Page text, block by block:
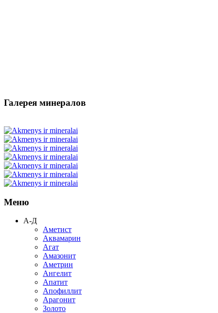
Галерея минералов
Меню
А-Д
Аметист
Аквамарин
Агат
Амазонит
Аметрин
Ангелит
Апатит
Апофиллит
Арагонит
Золото